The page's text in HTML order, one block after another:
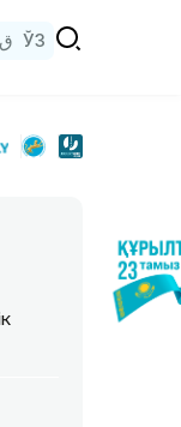
ЎЗ